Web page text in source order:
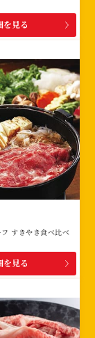
を見る
すきやき食べ比べ
を見る